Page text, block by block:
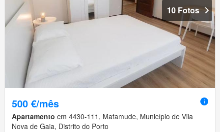
10 Fotos
500 €/mês
Apartamento em 4430-111, Mafamude, Município de Vila
Nova de Gaia, Distrito do Porto